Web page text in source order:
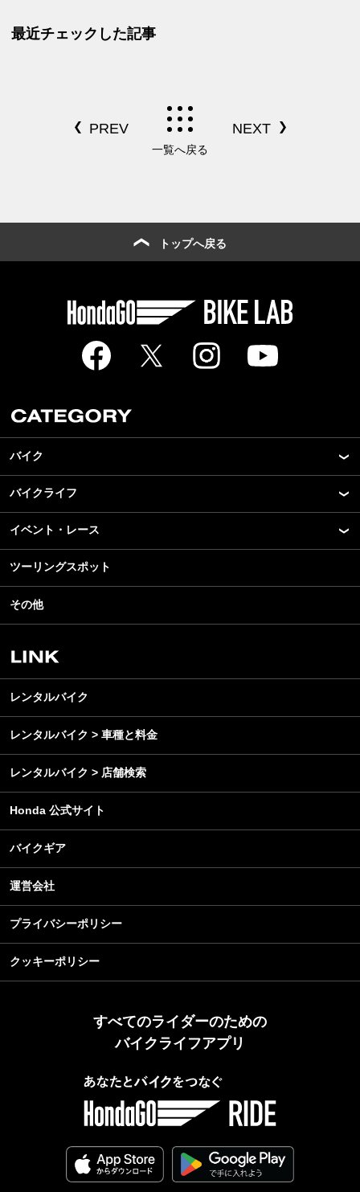
最近チェックした記事
一覧へ戻る
トップへ戻る
バイク
New Model Show
モデル情報
カスタマイズパーツ
テクノロジー
名車・旧車
ビジネス
バイクライフ
アプリ
ライディングギア
ツーリング
アウトドア
レンタルバイク
イベント・レース
モータースポーツ
イベント
スクール・レッスン
ツーリングスポット
その他
レンタルバイク
レンタルバイク > 車種と料金
レンタルバイク > 店舗検索
Honda 公式サイト
バイクギア
運営会社
プライバシーポリシー
クッキーポリシー
すべてのライダーのための
バイクライフアプリ